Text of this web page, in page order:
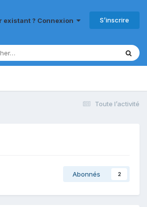
existant ? Connexion S’inscrire
Toute l’activité
Abonnés 2